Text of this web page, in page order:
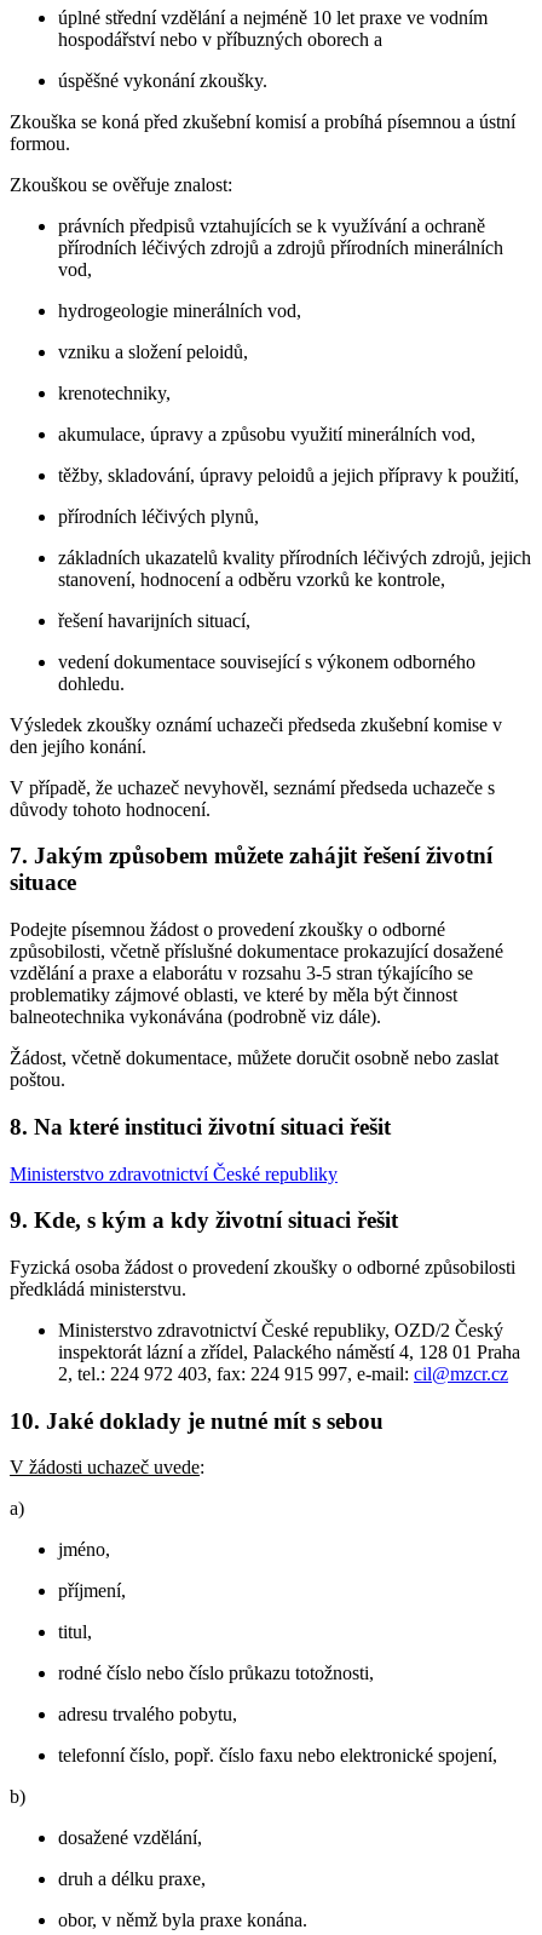
úplné střední vzdělání a nejméně 10 let praxe ve vodním
hospodářství nebo v příbuzných oborech a
úspěšné vykonání zkoušky.
Zkouška se koná před zkušební komisí a probíhá písemnou a ústní
formou.
Zkouškou se ověřuje znalost:
právních předpisů vztahujících se k využívání a ochraně
přírodních léčivých zdrojů a zdrojů přírodních minerálních
vod,
hydrogeologie minerálních vod,
vzniku a složení peloidů,
krenotechniky,
akumulace, úpravy a způsobu využití minerálních vod,
těžby, skladování, úpravy peloidů a jejich přípravy k použití,
přírodních léčivých plynů,
základních ukazatelů kvality přírodních léčivých zdrojů, jejich
stanovení, hodnocení a odběru vzorků ke kontrole,
řešení havarijních situací,
vedení dokumentace související s výkonem odborného
dohledu.
Výsledek zkoušky oznámí uchazeči předseda zkušební komise v
den jejího konání.
V případě, že uchazeč nevyhověl, seznámí předseda uchazeče s
důvody tohoto hodnocení.
7. Jakým způsobem můžete zahájit řešení životní
situace
Podejte písemnou žádost o provedení zkoušky o odborné
způsobilosti, včetně příslušné dokumentace prokazující dosažené
vzdělání a praxe a elaborátu v rozsahu 3-5 stran týkajícího se
problematiky zájmové oblasti, ve které by měla být činnost
balneotechnika vykonávána (podrobně viz dále).
Žádost, včetně dokumentace, můžete doručit osobně nebo zaslat
poštou.
8. Na které instituci životní situaci řešit
Ministerstvo zdravotnictví České republiky
9. Kde, s kým a kdy životní situaci řešit
Fyzická osoba žádost o provedení zkoušky o odborné způsobilosti
předkládá ministerstvu.
Ministerstvo zdravotnictví České republiky, OZD/2 Český
inspektorát lázní a zřídel, Palackého náměstí 4, 128 01 Praha
2, tel.: 224 972 403, fax: 224 915 997, e-mail: cil@mzcr.cz
10. Jaké doklady je nutné mít s sebou
V žádosti uchazeč uvede:
a)
jméno,
příjmení,
titul,
rodné číslo nebo číslo průkazu totožnosti,
adresu trvalého pobytu,
telefonní číslo, popř. číslo faxu nebo elektronické spojení,
b)
dosažené vzdělání,
druh a délku praxe,
obor, v němž byla praxe konána.